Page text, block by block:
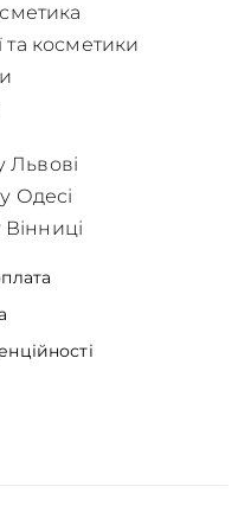
косметики
Львові
Одесі